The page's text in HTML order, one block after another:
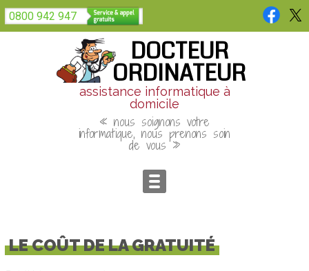
0800 942 947
DOCTEUR
ORDINATEUR
assistance informatique à
domicile
« nous soignons votre
informatique, nous prenons soin
de vous »
LE COÛT DE LA GRATUITÉ
Panneau de gestion des cookies